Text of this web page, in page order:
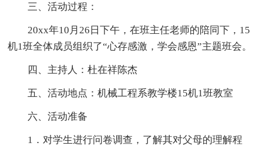
三、活动过程：
20xx年10月26日下午，在班主任老师的陪同下，15
机1班全体成员组织了“心存感激，学会感恩”主题班会。
四、主持人：杜在祥陈杰
五、活动地点：机械工程系教学楼15机1班教室
六、活动准备
1．对学生进行问卷调查，了解其对父母的理解程